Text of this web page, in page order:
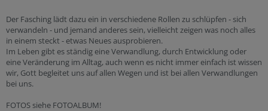
Der Fasching lädt dazu ein in verschiedene Rollen zu schlüpfen - sich
verwandeln - und jemand anderes sein, vielleicht zeigen was noch alles
in einem steckt - etwas Neues ausprobieren.
Im Leben gibt es ständig eine Verwandlung, durch Entwicklung oder
eine Veränderung im Alltag, auch wenn es nicht immer einfach ist wissen
wir, Gott begleitet uns auf allen Wegen und ist bei allen Verwandlungen
bei uns.
FOTOS siehe FOTOALBUM!